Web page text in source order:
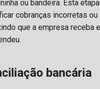
ou bandeira. Esta
cobranças incorretas ou
que a empresa receba
bancária